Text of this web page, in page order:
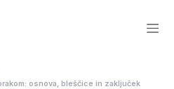
osnova, bleščice in zaključek